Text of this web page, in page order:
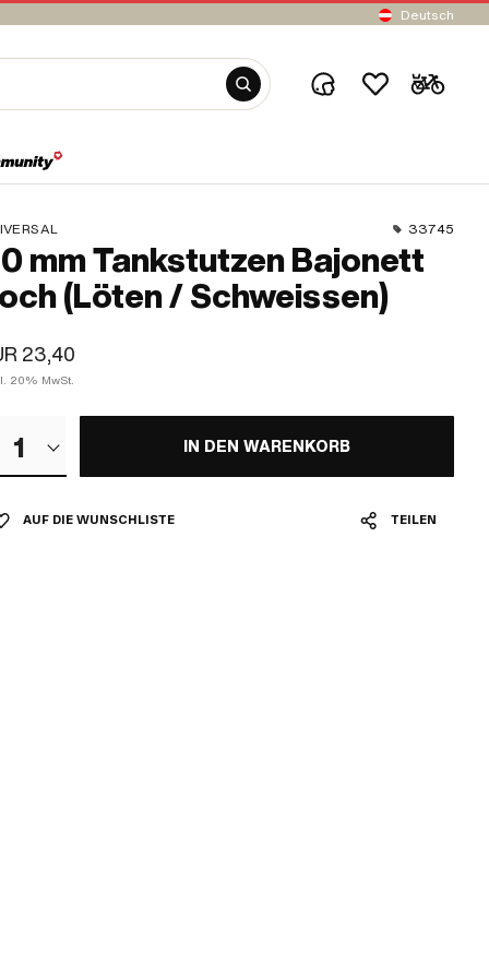
Deutsch
33745
mm Tankstutzen Bajonett
(Löten / Schweissen)
23,40
20% MwSt.
1 IN DEN WARENKORB
AUF DIE WUNSCHLISTE TEILEN